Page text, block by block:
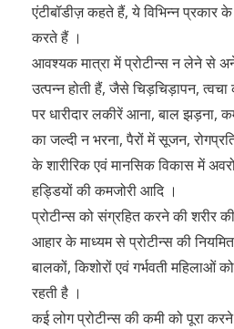
एंटीबॉडीज़ कहते हैं, ये विभिन्न प्रकार
करते हैं ।
आवश्यक मात्रा में प्रोटीन्स न लेने से
उत्पन्न होती हैं, जैसे चिड़चिड़ापन,
पर धारीदार लकीरें आना, बाल झड़ना,
का जल्दी न भरना, पैरों में सूजन,
के शारीरिक एवं मानसिक विकास में
हड्डियों की कमजोरी आदि ।
प्रोटीन्स को संग्रहित करने की शरीर की
आहार के माध्यम से प्रोटीन्स की
बालकों, किशोरों एवं गर्भवती महिलाओं
रहती है ।
कई लोग प्रोटीन्स की कमी को पूरा